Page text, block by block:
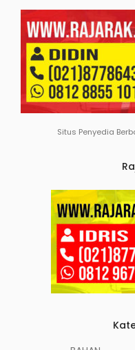
Situs Penyedia